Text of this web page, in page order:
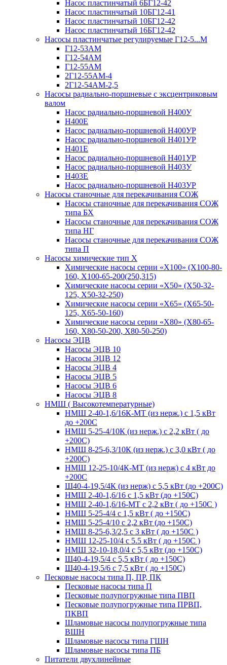
Насос пластинчатый 6БГ12-42
Насос пластинчатый 10БГ12-41
Насос пластинчатый 10БГ12-42
Насос пластинчатый 16БГ12-42
Насосы пластинчатые регулируемые Г12-5...М
Г12-53АМ
Г12-54АМ
Г12-55АМ
2Г12-55АМ-4
2Г12-54АМ-2,5
Насосы радиально-поршневые с эксцентриковым
валом
Насос радиально-поршневой Н400У
Н400Е
Насос радиально-поршневой Н400УР
Насос радиально-поршневой Н401УР
Н401Е
Насос радиально-поршневой Н401УР
Насос радиально-поршневой Н403У
Н403Е
Насос радиально-поршневой Н403УР
Насосы станочные для перекачивания СОЖ
Насосы станочные для перекачивания СОЖ
типа БХ
Насосы станочные для перекачивания СОЖ
типа НГ
Насосы станочные для перекачивания СОЖ
типа П
Насосы химические тип Х
Химические насосы серии «Х100» (Х100-80-
160, Х100-65-200(250,315)
Химические насосы серии «Х50» (Х50-32-
125, Х50-32-250)
Химические насосы серии «Х65» (Х65-50-
125, Х65-50-160)
Химические насосы серии «Х80» (Х80-65-
160, Х80-50-200, Х80-50-250)
Насосы ЭЦВ
Насосы ЭЦВ 10
Насосы ЭЦВ 12
Насосы ЭЦВ 4
Насосы ЭЦВ 5
Насосы ЭЦВ 6
Насосы ЭЦВ 8
НМШ ( Высокотемпературные)
НМШ 2-40-1,6/16К-МТ (из нерж.) с 1,5 кВт
до +200С
НМШ 5-25-4/10К (из нерж.) с 2,2 кВт ( до
+200С)
НМШ 8-25-6,3/10К (из нерж.) с 3,0 кВт ( до
+200С)
НМШ 12-25-10/4К-МТ (из нерж) с 4 кВт до
+200С
Ш40-4-19,5/4К (из нерж) с 5,5 кВт (до +200С)
НМШ 2-40-1,6/16 с 1,5 кВт (до +150С)
НМШ 2-40-1,6/16-МТ с 2,2 кВт ( до +150С )
НМШ 5-25-4/4 с 1,5 кВт ( до +150С)
НМШ 5-25-4/10 с 2,2 кВт (до +150С)
НМШ 8-25-6,3/2,5 с 3 кВт ( до +150С )
НМШ 12-25-10/4 с 5.5 кВт ( до +150С )
НМШ 32-10-18,0/4 с 5,5 кВт (до +150С)
Ш40-4-19,5/4 с 5,5 кВт ( до +150С)
Ш40-4-19,5/6 с 7,5 кВт ( до +150С)
Песковые насосы типа П, ПР, ПК
Песковые насосы типа П
Песковые полупогружные типа ПВП
Песковые полупогружные типа ПРВП,
ПКВП
Шламовые насосы полупогружные типа
ВШН
Шламовые насосы типа ГШН
Шламовые насосы типа ПБ
Питатели двухлинейные